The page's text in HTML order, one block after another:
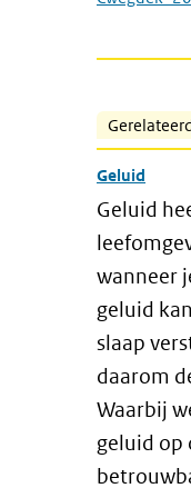
Geluid
Geluid
wanneer
geluid
slaap
daarom
Waarbij
geluid op